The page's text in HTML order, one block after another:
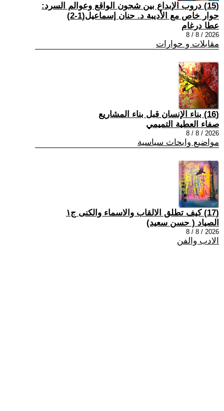
(15) دروب الإبداع بين شجون الواقع وعوالم السرد:
حوار خاص مع الأديبة د. حنان إسماعيل(1-2)
عطا درغام
2026 / 8 / 8
مقابلات و حوارات
(16) بناء الإنسان قبل بناء المشاريع
صفاء العطية التميمي
2026 / 8 / 8
مواضيع وابحاث سياسية
(17) كيف تطلق الالقاب والاسماء والكنى ج١
الصياد ‏( حسن سعيد‏)
2026 / 8 / 8
الادب والفن